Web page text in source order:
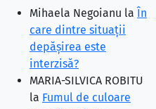
Mihaela Negoianu la În
care dintre situaţii
depăşirea este
interzisă?
MARIA-SILVICA ROBITU
la Fumul de culoare